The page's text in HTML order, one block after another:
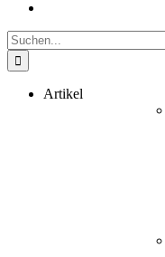
Suche
nach:
Artikel